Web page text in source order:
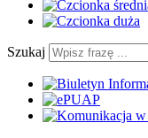
Szukaj